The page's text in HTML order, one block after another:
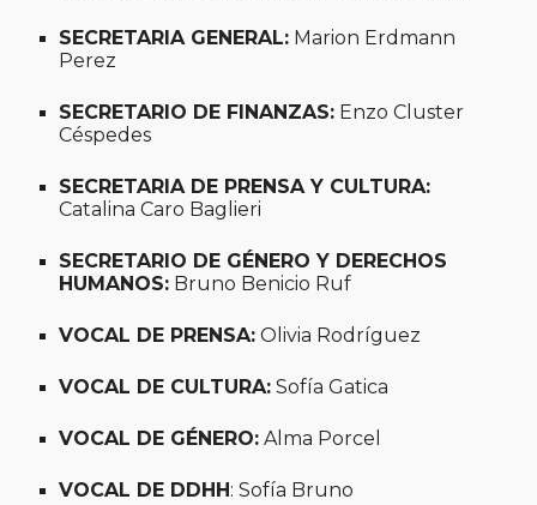
SECRETARIA GENERAL: Marion Erdmann
Perez
SECRETARIO DE FINANZAS: Enzo Cluster
Céspedes
SECRETARIA DE PRENSA Y CULTURA:
Catalina Caro Baglieri
SECRETARIO DE GÉNERO Y DERECHOS
HUMANOS: Bruno Benicio Ruf
VOCAL DE PRENSA: Olivia Rodríguez
VOCAL DE CULTURA: Sofía Gatica
VOCAL DE GÉNERO: Alma Porcel
VOCAL DE DDHH: Sofía Bruno